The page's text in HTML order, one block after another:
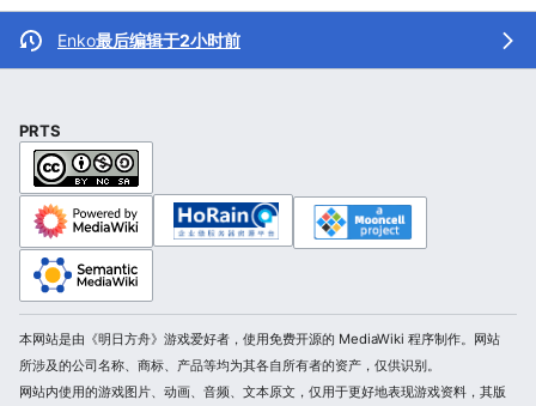
Enko最后编辑于2小时前
PRTS
本网站是由《明日方舟》游戏爱好者，使用免费开源的 MediaWiki 程序制作。网站
所涉及的公司名称、商标、产品等均为其各自所有者的资产，仅供识别。
网站内使用的游戏图片、动画、音频、文本原文，仅用于更好地表现游戏资料，其版